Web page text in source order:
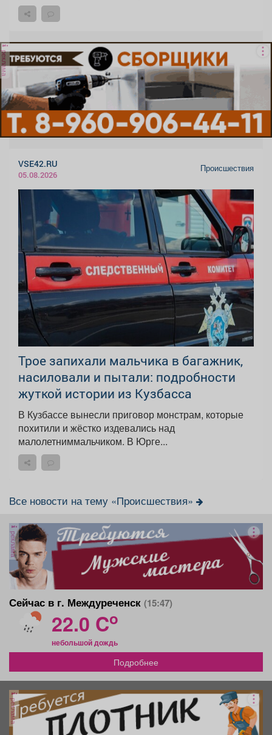
реклама
VSE42.RU
05.08.2026
Происшествия
Трое запихали мальчика в багажник,
насиловали и пытали: подробности
жуткой истории из Кузбасса
В Кузбассе вынесли приговор монстрам, которые
похитили и жёстко издевались над
малолетниммальчиком. В Юрге...
Все новости на тему «Происшествия»
реклама
Сейчас в г. Междуреченск (15:47)
22.0 Co
небольшой дождь
Подробнее
реклама